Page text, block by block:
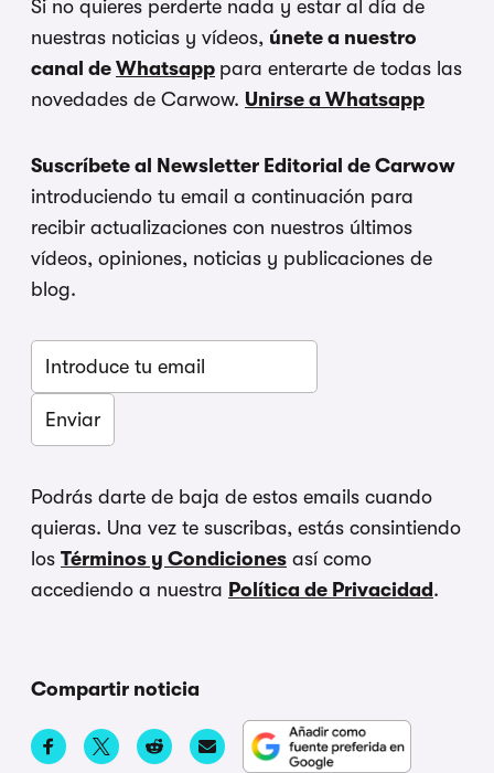
Si no quieres perderte nada y estar al día de
nuestras noticias y vídeos, únete a nuestro
canal de Whatsapp para enterarte de todas las
novedades de Carwow. Unirse a Whatsapp
Suscríbete al Newsletter Editorial de Carwow
introduciendo tu email a continuación para
recibir actualizaciones con nuestros últimos
vídeos, opiniones, noticias y publicaciones de
blog.
Podrás darte de baja de estos emails cuando
quieras. Una vez te suscribas, estás consintiendo
los Términos y Condiciones así como
accediendo a nuestra Política de Privacidad.
Compartir noticia